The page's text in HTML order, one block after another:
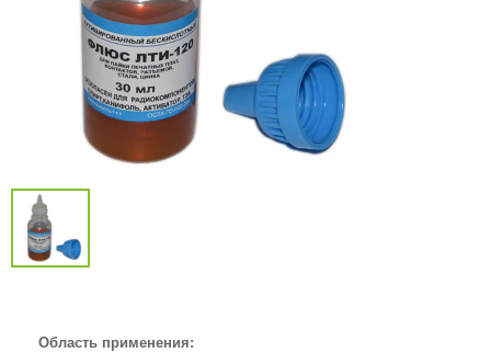
Область применения: